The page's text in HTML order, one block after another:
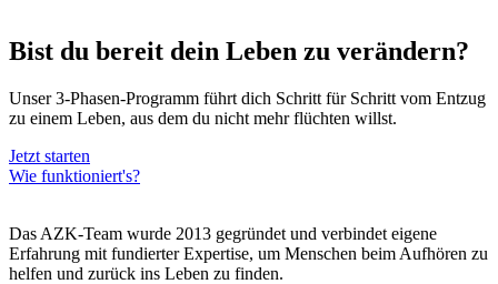
Bist du bereit dein Leben zu verändern?
Unser 3-Phasen-Programm führt dich Schritt für Schritt vom Entzug
zu einem Leben, aus dem du nicht mehr flüchten willst.
Jetzt starten
Wie funktioniert's?
Das AZK-Team wurde 2013 gegründet und verbindet eigene
Erfahrung mit fundierter Expertise, um Menschen beim Aufhören zu
helfen und zurück ins Leben zu finden.